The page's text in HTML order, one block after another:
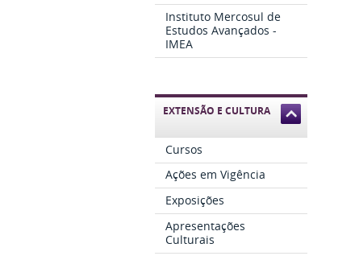
Instituto Mercosul de
Estudos Avançados -
IMEA
EXTENSÃO E CULTURA
Cursos
Ações em Vigência
Exposições
Apresentações
Culturais